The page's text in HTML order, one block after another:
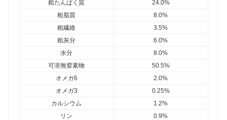
粗たんぱく質
24.0%
粗脂質
8.0%
粗繊維
3.5%
粗灰分
6.0%
水分
8.0%
可溶無窒素物
50.5%
オメガ6
2.0%
オメガ3
0.25%
カルシウム
1.2%
リン
0.9%